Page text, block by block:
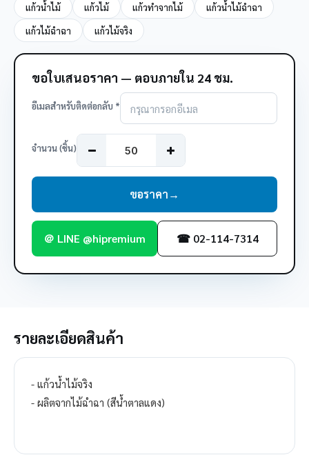
แก้วน้ำไม้ แก้วไม้ แก้วทำจากไม้
แก้วน้ำไม้ฉำฉา
แก้วไม้ฉำฉา
แก้วไม้จริง
ขอใบเสนอราคา — ตอบภายใน 24 ชม.
อีเมลสำหรับติดต่อกลับ *
จำนวน (ชิ้น)
ขอราคา→
＠ LINE @hipremium ☎ 02-114-7314
รายละเอียดสินค้า
- แก้วน้ำไม้จริง
- ผลิตจากไม้ฉำฉา (สีน้ำตาลแดง)